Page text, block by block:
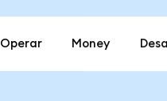
Operar Money